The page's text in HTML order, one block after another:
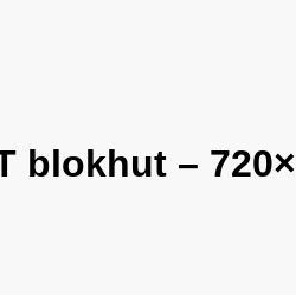
blokhut –